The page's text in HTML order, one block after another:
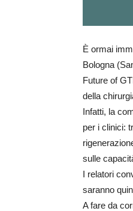
È ormai
Bologna
Future of
della
Infatti, la
per i clinici:
sulle
I relatori
saranno
A fare da